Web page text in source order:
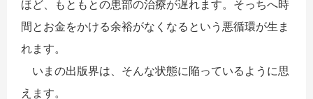
ほど、もともとの患部の治療が遅れます。そっちへ時
間とお金をかける余裕がなくなるという悪循環が生ま
れます。
いまの出版界は、そんな状態に陥っているように思
えます。